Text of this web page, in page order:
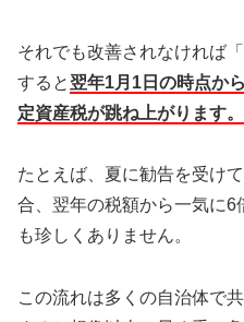
それでも改善されなければ
すると 翌年1月1日の時点か
定資産税が跳ね上がります。
たとえば、夏に勧告を受け
合、翌年の税額から一気に6
も珍しくありません。
この流れは多くの自治体で